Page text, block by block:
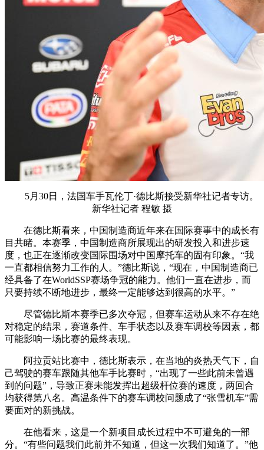
5月30日，法国车手瓦伦丁·德比斯接受新华社记者专访。
新华社记者 程敏 摄
在德比斯看来，中国制造商近年来在国际赛事中的成长有
目共睹。本赛季，中国制造商所展现出的研发投入和进步速
度，也正在逐渐改变国际围场对中国摩托车的固有印象。“我
一直都相信努力工作的人。”德比斯说，“现在，中国制造商已
经具备了在WorldSSP赛场争冠的能力。他们一直在进步，而
只要持续不断地进步，最终一定能够达到很高的水平。”
尽管德比斯本赛季已多次夺冠，但赛车运动从来不存在绝
对稳定的结果，赛道条件、车手状态以及赛车调校等因素，都
可能影响一场比赛的最终表现。
阿拉贡站比赛中，德比斯表示，在当地的炎热天气下，自
己驾驶的赛车跟随其他车手比赛时，“出现了一些此前未曾遇
到的问题”，导致正赛未能发挥出超级杆位赛的速度，两回合
均获得第八名。高温条件下的赛车调校问题成了“张雪机车”需
要面对的新挑战。
在他看来，这是一个新项目成长过程中不可避免的一部
分。“有些问题我们此前并不知道，但这一次我们知道了。”他